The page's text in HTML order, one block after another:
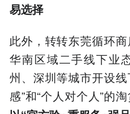
易选择
此外，转转东莞循环
华南区域二手线下业
州、深圳等城市开设线
感”和“个人对个人”的